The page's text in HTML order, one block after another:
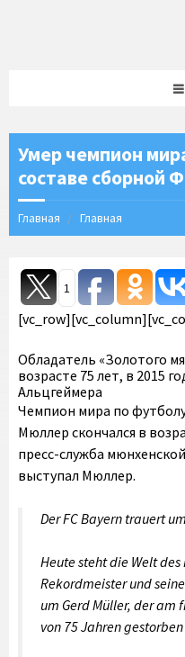
Умер чемпион
составе сборной
Главная Главная
1
Обладатель «Золотого
возрасте 75 лет, в 2015
Альцгеймера
Чемпион мира по
Мюллер скончался в
пресс-служба
выступал Мюллер.
Der FC Bayern trauert
Heute steht die Welt des
Rekordmeister und
um Gerd Müller, der am
von 75 Jahren gestorben